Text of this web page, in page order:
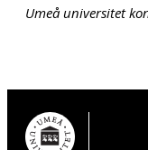
Umeå universitet